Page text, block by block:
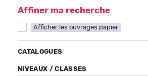
Bénéficiez de tarifs préférentiels
Affiner ma recherche
Afficher les ouvrages papier
Apply Afficher les ouvrages papier filter
CATALOGUES
NIVEAUX / CLASSES